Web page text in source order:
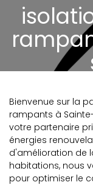
Bienvenue sur la
rampants à
votre partenaire
énergies
d'amélioration de
habitations, nous
pour optimiser le